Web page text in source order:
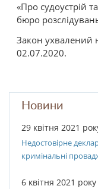
Новини
29 квітня 2021
Недостовірне
кримінальні
6 квітня 2021 року
«Про судоустрій
бюро
Закон ухвалений
02.07.2020.